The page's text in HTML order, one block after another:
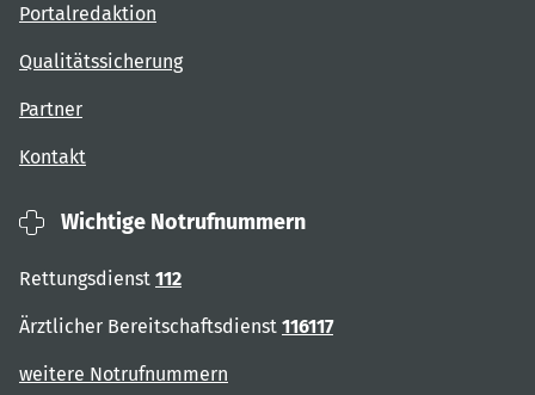
Portalredaktion
Qualitätssicherung
Partner
Kontakt
Wichtige Notrufnummern
Rettungsdienst 112
Ärztlicher Bereitschaftsdienst 116117
weitere Notrufnummern